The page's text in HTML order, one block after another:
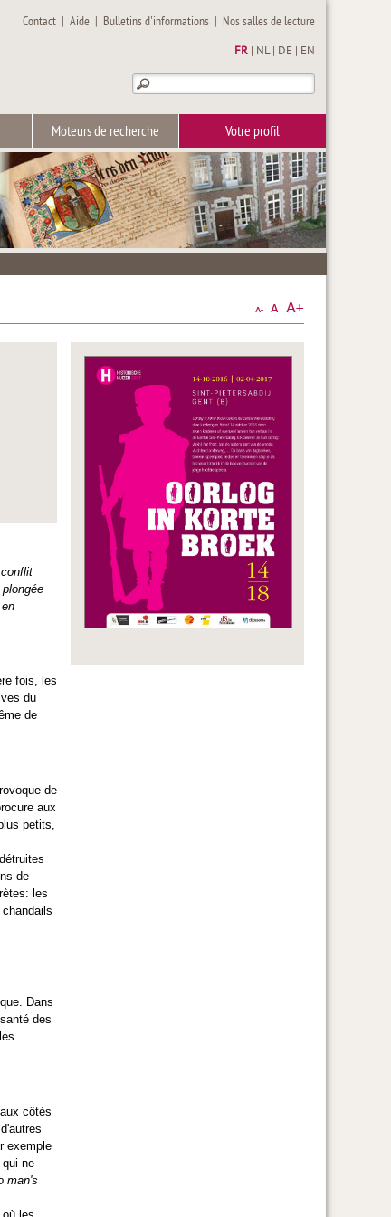
Contact |Aide | Bulletins d'informations | Nos salles de lecture
FR NL| DE EN
Moteurs de recherche Votre profil
fois, les
du
de
de
aux
petits,
de
les
Dans
des
côtés
exemple
ne
man's